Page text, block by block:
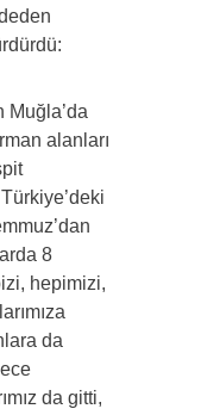
Muğla’da
alanları
8
hepimizi,
da
da gitti,